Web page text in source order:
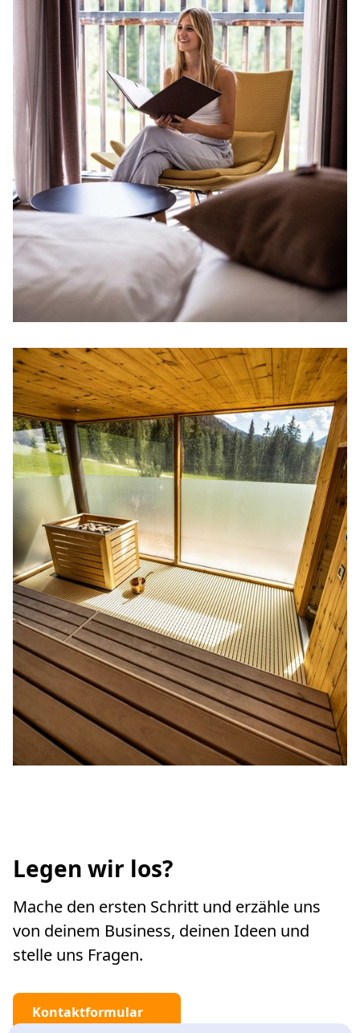
Legen wir los?
Mache den ersten Schritt und erzähle uns
von deinem Business, deinen Ideen und
stelle uns Fragen.
Kontaktformular